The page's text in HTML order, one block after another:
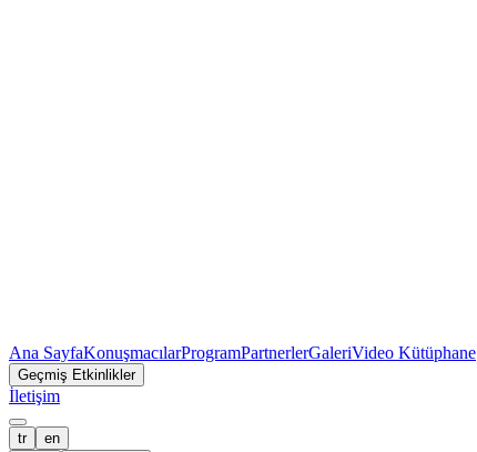
Ana SayfaKonuşmacılarProgramPartnerlerGaleriVideo Kütüphane
Geçmiş Etkinlikler
İletişim
tr
en